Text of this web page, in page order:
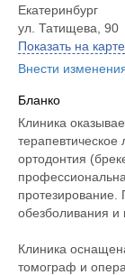
Екатеринбург
ул. Татищева, 90
Показать на карте
Внести
Бланко
Клиника
ортодонтия
обезболивания и
Клиника
томограф и